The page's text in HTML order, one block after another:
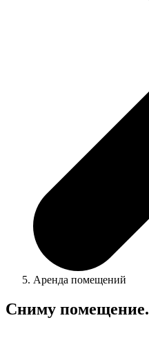
Аренда помещений
Сниму помещение.